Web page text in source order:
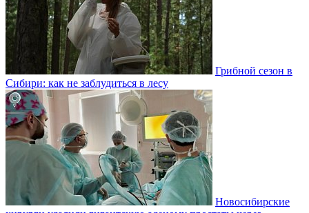
Грибной сезон в
Сибири: как не заблудиться в лесу
Новосибирские